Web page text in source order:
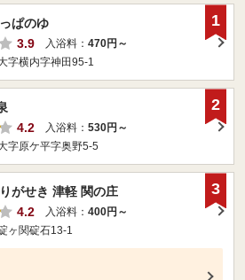
ぱのゆ
3.9
入浴料： 470円～
字横内字神田95-1
1
4.2
入浴料： 530円～
字原ケ平字奥野5-5
2
がせき 津軽 関の庄
4.2
入浴料： 400円～
ヶ関碇石13-1
3